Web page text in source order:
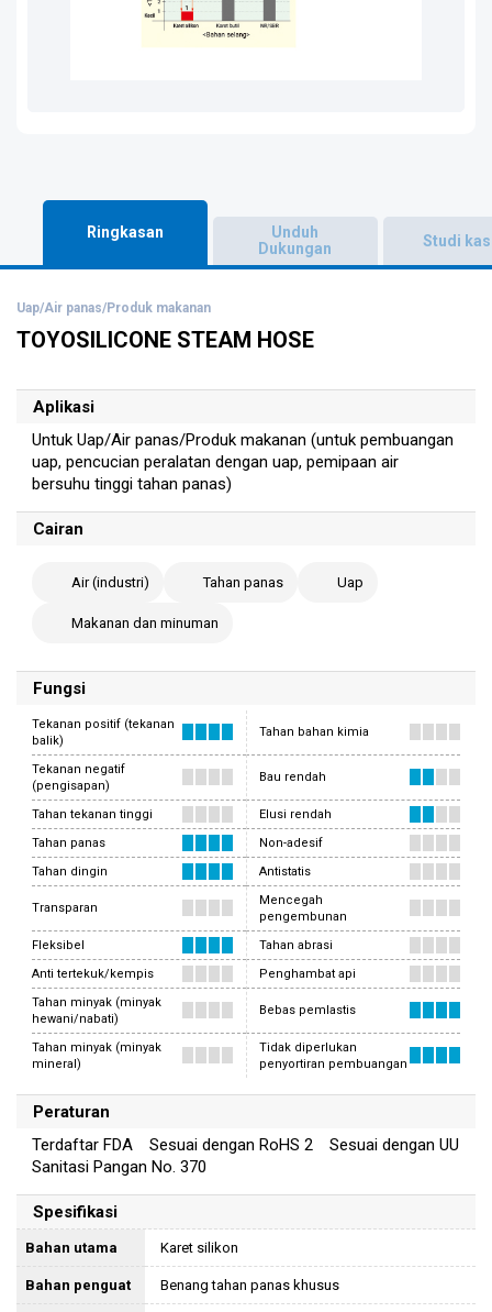
Ringkasan
Unduh
Dukungan
Studi
TOYOSILICONE STEAM HOSE
Uap/Air panas/Produk makanan
Aplikasi
Untuk Uap/Air panas/Produk makanan (untuk pembuangan
uap, pencucian peralatan dengan uap, pemipaan air
bersuhu tinggi tahan panas)
Cairan
Air (industri) Tahan panas Uap
Makanan dan minuman
Fungsi
Tekanan positif (tekanan
balik)
Tekanan negatif
(pengisapan)
Tahan tekanan tinggi
Tahan panas
Tahan dingin
Transparan
Fleksibel
Anti tertekuk/kempis
Tahan minyak (minyak
hewani/nabati)
Tahan minyak (minyak
mineral)
Tahan bahan kimia
Bau rendah
Elusi rendah
Non-adesif
Antistatis
Mencegah
pengembunan
Tahan abrasi
Penghambat api
Bebas pemlastis
Tidak diperlukan
penyortiran pembuangan
Peraturan
Terdaftar FDA Sesuai dengan RoHS 2 Sesuai dengan UU
Sanitasi Pangan No. 370
Spesifikasi
Bahan utama Karet silikon
Bahan penguat Benang tahan panas khusus